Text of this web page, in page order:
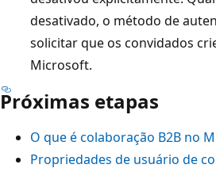
desativado, o método de
solicitar que os convidados
Microsoft.
Próximas etapas
O que é colaboração B2B no
Propriedades de usuário de